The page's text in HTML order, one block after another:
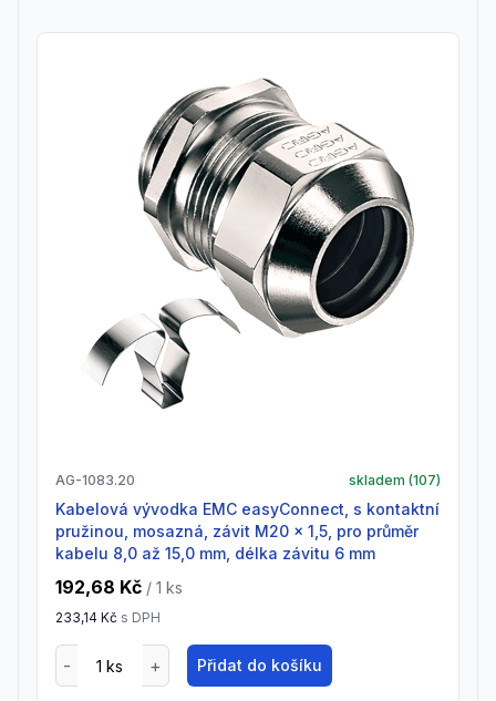
AG-1083.20 skladem (107)
Kabelová vývodka EMC easyConnect, s kontaktní
pružinou, mosazná, závit M20 x 1,5, pro průměr
kabelu 8,0 až 15,0 mm, délka závitu 6 mm
192,68 Kč / 1 ks
233,14 Kč s DPH
Přidat do košíku